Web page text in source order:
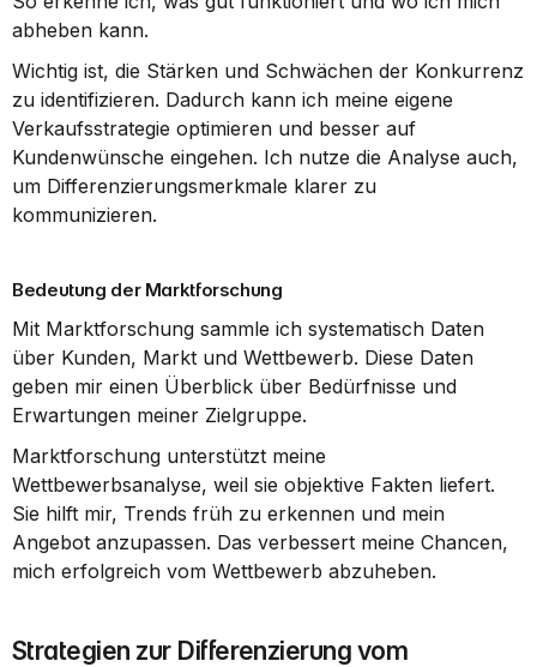
abheben kann.
Wichtig ist, die Stärken und Schwächen der Konkurrenz
zu identifizieren. Dadurch kann ich meine eigene
Verkaufsstrategie optimieren und besser auf
Kundenwünsche eingehen. Ich nutze die Analyse auch,
um Differenzierungsmerkmale klarer zu
kommunizieren.
Bedeutung der Marktforschung
Mit Marktforschung sammle ich systematisch Daten
über Kunden, Markt und Wettbewerb. Diese Daten
geben mir einen Überblick über Bedürfnisse und
Erwartungen meiner Zielgruppe.
Marktforschung unterstützt meine
Wettbewerbsanalyse, weil sie objektive Fakten liefert.
Sie hilft mir, Trends früh zu erkennen und mein
Angebot anzupassen. Das verbessert meine Chancen,
mich erfolgreich vom Wettbewerb abzuheben.
Strategien zur Differenzierung vom